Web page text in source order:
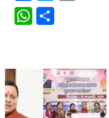
WhatsApp